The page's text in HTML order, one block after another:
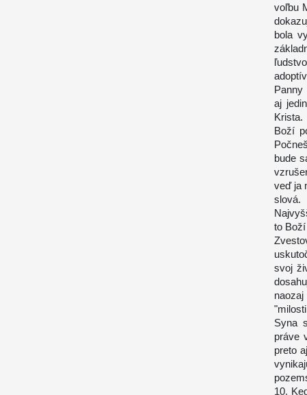
voľbu
bola
Panny
aj
Krista.
Boží
bude
veď ja
slová.
to
svoj
Syna
práve
preto
10.